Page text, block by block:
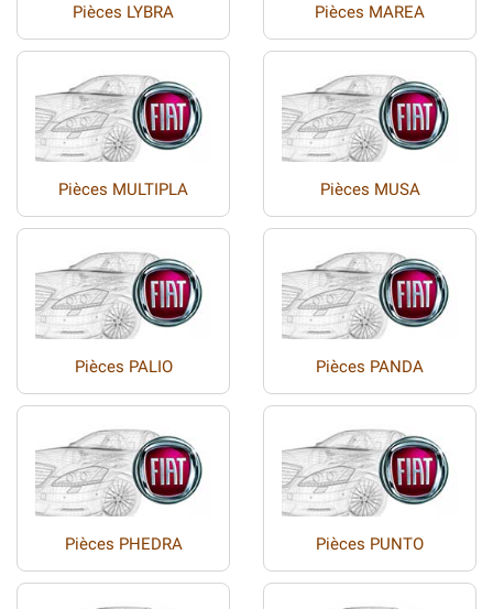
Pièces LYBRA Pièces MAREA
Pièces MULTIPLA Pièces MUSA
Pièces PALIO Pièces PANDA
Pièces PHEDRA Pièces PUNTO